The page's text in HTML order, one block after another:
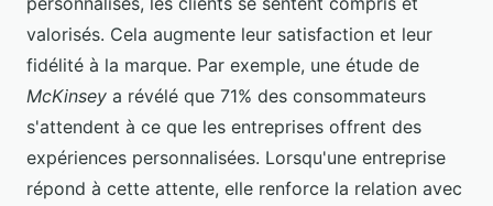
valorisés. Cela augmente leur satisfaction et leur
fidélité à la marque. Par exemple, une étude de
McKinsey a révélé que 71% des consommateurs
s'attendent à ce que les entreprises offrent des
expériences personnalisées. Lorsqu'une entreprise
répond à cette attente, elle renforce la relation avec